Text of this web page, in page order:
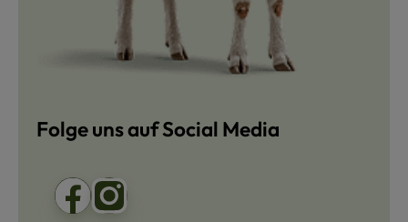
Folge uns auf Social Media